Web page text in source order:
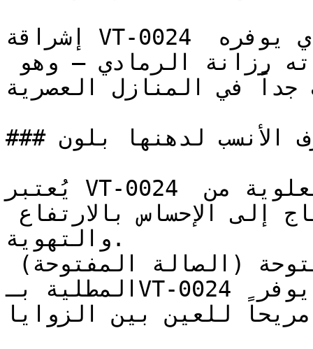
إشراقة VT-0024 تحافظ على اتساع المكان الذي يوفره
جداً في المنازل العصرية.
### ما هي الغرف الأنسب لدهنها بلون VT-0024؟
يُعتبر VT-0024 ممتازاً للأسقف والأجزاء العلوية من
والتهوية.
المطلية بـVT-0024 تكتسب جواً أنيقاً ومرتباً يوفر
مريحاً للعين بين الزوايا.